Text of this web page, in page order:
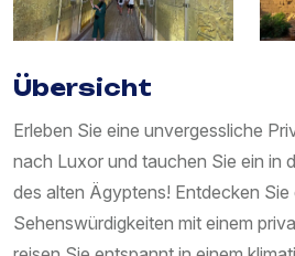
Übersicht
Erleben Sie eine unvergessliche
nach Luxor und tauchen Sie ein in
des alten Ägyptens! Entdecken
Sehenswürdigkeiten mit einem